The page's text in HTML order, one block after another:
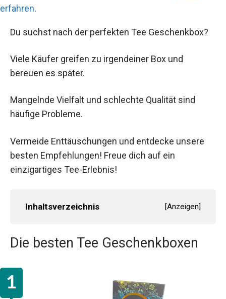
erfahren.
Du suchst nach der perfekten Tee Geschenkbox?
Viele Käufer greifen zu irgendeiner Box und
bereuen es später.
Mangelnde Vielfalt und schlechte Qualität sind
häufige Probleme.
Vermeide Enttäuschungen und entdecke unsere
besten Empfehlungen! Freue dich auf ein
einzigartiges Tee-Erlebnis!
Inhaltsverzeichnis [Anzeigen]
Die besten Tee Geschenkboxen